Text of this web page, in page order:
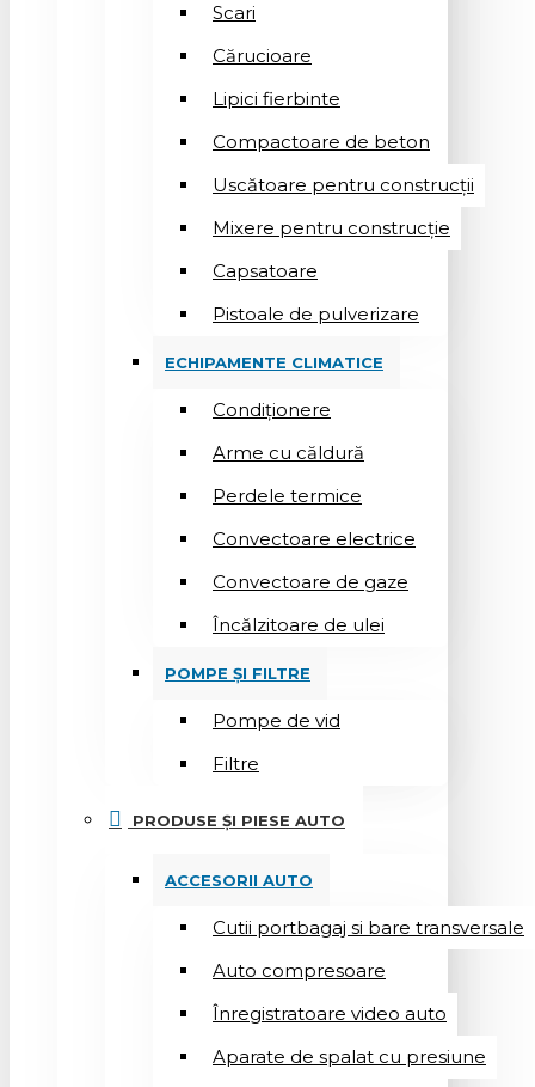
Scari
Cărucioare
Lipici fierbinte
Compactoare de beton
Uscătoare pentru construcții
Mixere pentru construcție
Capsatoare
Pistoale de pulverizare
ECHIPAMENTE CLIMATICE
Condiționere
Arme cu căldură
Perdele termice
Convectoare electrice
Convectoare de gaze
Încălzitoare de ulei
POMPE ȘI FILTRE
Pompe de vid
Filtre
PRODUSE ȘI PIESE AUTO
ACCESORII AUTO
Cutii portbagaj si bare transversale
Auto compresoare
Înregistratoare video auto
Aparate de spalat cu presiune